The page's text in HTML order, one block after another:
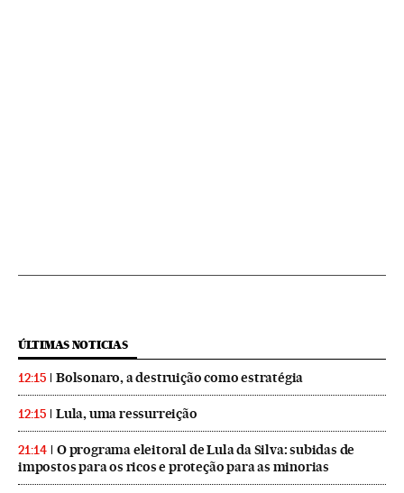
ÚLTIMAS NOTICIAS
12:15 Bolsonaro, a destruição como estratégia
12:15 Lula, uma ressurreição
21:14
O programa eleitoral de Lula da Silva: subidas de
impostos para os ricos e proteção para as minorias